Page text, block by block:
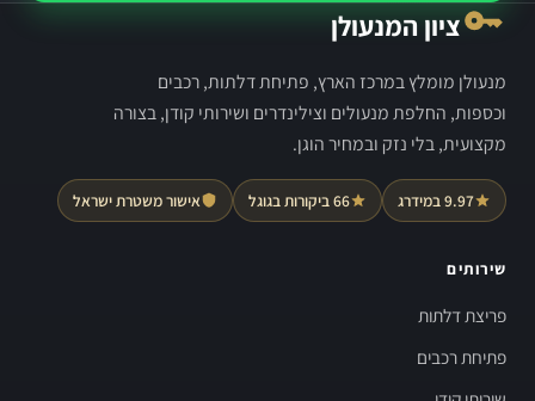
ציון המנעולן
מנעולן מומלץ במרכז הארץ, פתיחת דלתות, רכבים
וכספות, החלפת מנעולים וצילינדרים ושירותי קודן, בצורה
מקצועית, בלי נזק ובמחיר הוגן.
9.97 במידרג 66 ביקורות בגוגל אישור משטרת ישראל
שירותים
פריצת דלתות
פתיחת רכבים